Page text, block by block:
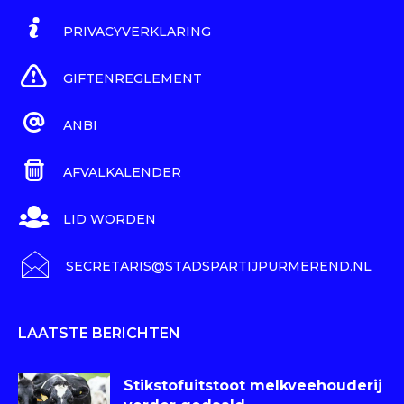
PRIVACYVERKLARING
GIFTENREGLEMENT
ANBI
AFVALKALENDER
LID WORDEN
SECRETARIS@STADSPARTIJPURMEREND.NL
LAATSTE BERICHTEN
Stikstofuitstoot melkveehouderij